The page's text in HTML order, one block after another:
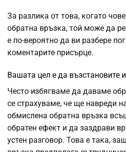
За разлика от това, когато
обратна връзка, той може да
е по-вероятно да ви разбере
коментарите присърце.
Вашата цел е да възстановите
Често избягваме да даваме
се страхуваме, че ще навреди
обмислена обратна връзка
обратен ефект и да заздрави
устен разговор. Това е така,